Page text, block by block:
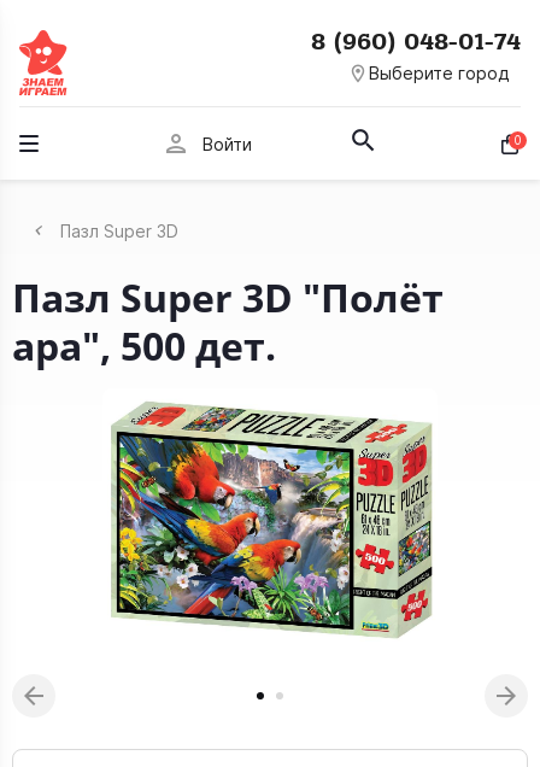
room Выберите город
8 (960) 048-01-74
person Войти 0
Пазл Super 3D
Пазл Super 3D "Полёт
ара", 500 дет.